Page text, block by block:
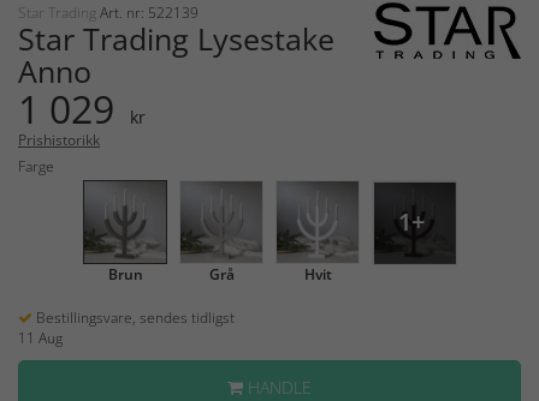
Star Trading Art. nr: 522139
Star Trading Lysestake
Anno
1 029 kr
Prishistorikk
Farge
Brun Grå Hvit
1+
Bestillingsvare, sendes tidligst
11 Aug
HANDLE